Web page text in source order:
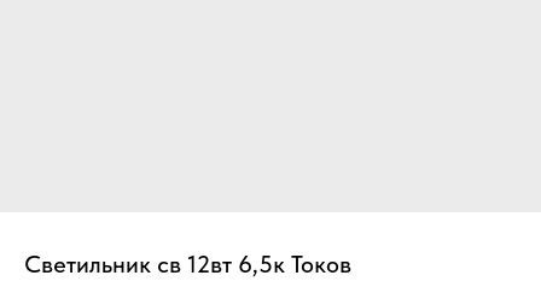
Светильник св 12вт 6,5к Токов